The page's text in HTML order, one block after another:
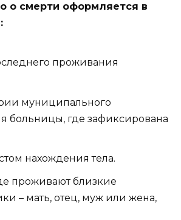
о смерти оформляется в
проживания
муниципального
больницы, где зафиксирована
нахождения тела.
проживают близкие
– мать, отец, муж или жена,